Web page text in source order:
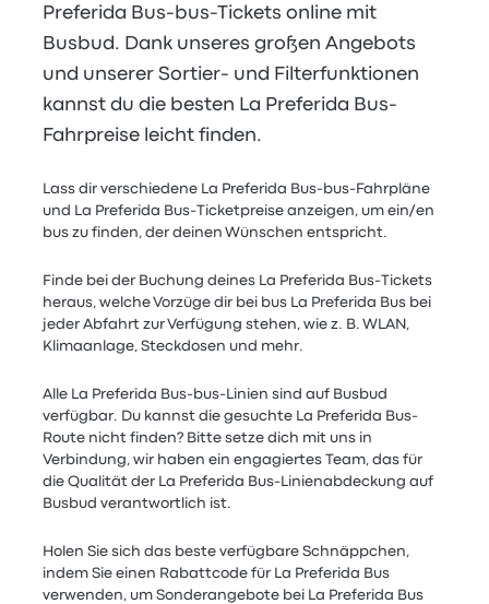
Preferida Bus-bus-Tickets online mit
Busbud. Dank unseres großen Angebots
und unserer Sortier- und Filterfunktionen
kannst du die besten La Preferida Bus-
Fahrpreise leicht finden.
Lass dir verschiedene La Preferida Bus-bus-Fahrpläne
und La Preferida Bus-Ticketpreise anzeigen, um ein/en
bus zu finden, der deinen Wünschen entspricht.
Finde bei der Buchung deines La Preferida Bus-Tickets
heraus, welche Vorzüge dir bei bus La Preferida Bus bei
jeder Abfahrt zur Verfügung stehen, wie z. B. WLAN,
Klimaanlage, Steckdosen und mehr.
Alle La Preferida Bus-bus-Linien sind auf Busbud
verfügbar. Du kannst die gesuchte La Preferida Bus-
Route nicht finden? Bitte setze dich mit uns in
Verbindung, wir haben ein engagiertes Team, das für
die Qualität der La Preferida Bus-Linienabdeckung auf
Busbud verantwortlich ist.
Holen Sie sich das beste verfügbare Schnäppchen,
indem Sie einen Rabattcode für La Preferida Bus
verwenden, um Sonderangebote bei La Preferida Bus